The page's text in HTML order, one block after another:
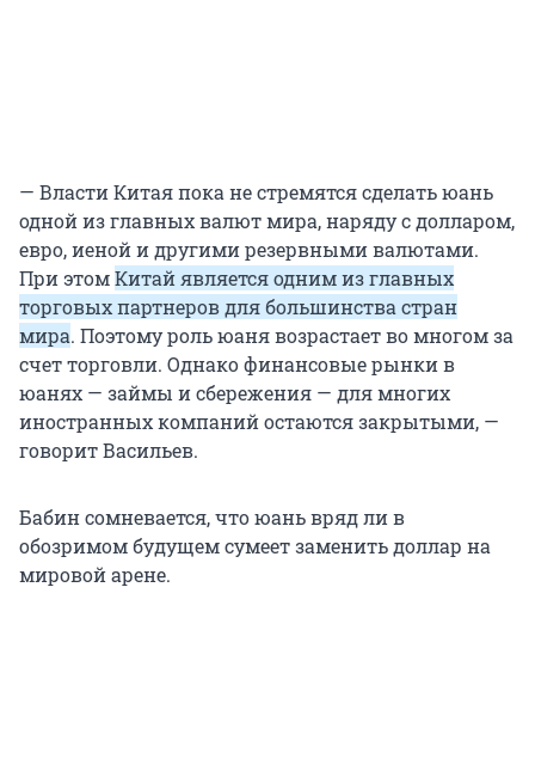
— Власти Китая пока не стремятся сделать юань
одной из главных валют мира, наряду с долларом,
евро, иеной и другими резервными валютами.
При этомКитай является одним из главных
торговых партнеров для большинства стран
мира. Поэтому роль юаня возрастает во многом за
счет торговли. Однако финансовые рынки в
юанях — займы и сбережения — для многих
иностранных компаний остаются закрытыми, —
говорит Васильев.
Бабин сомневается, что юань вряд ли в
обозримом будущем сумеет заменить доллар на
мировой арене.